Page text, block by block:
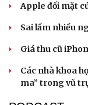
Apple đối mặt
Sai lầm nhiều
Giá thu cũ
Các nhà khoa
ma” trong vũ